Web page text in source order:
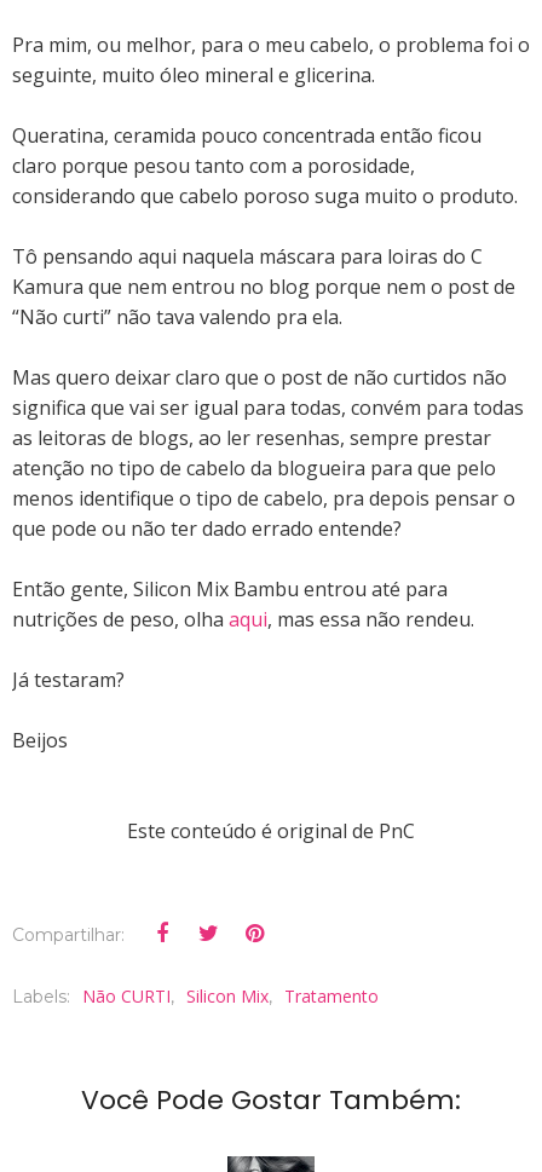
Pra mim, ou melhor, para o meu cabelo, o problema foi o
seguinte, muito óleo mineral e glicerina.
Queratina, ceramida pouco concentrada então ficou
claro porque pesou tanto com a porosidade,
considerando que cabelo poroso suga muito o produto.
Tô pensando aqui naquela máscara para loiras do C
Kamura que nem entrou no blog porque nem o post de
“Não curti” não tava valendo pra ela.
Mas quero deixar claro que o post de não curtidos não
significa que vai ser igual para todas, convém para todas
as leitoras de blogs, ao ler resenhas, sempre prestar
atenção no tipo de cabelo da blogueira para que pelo
menos identifique o tipo de cabelo, pra depois pensar o
que pode ou não ter dado errado entende?
Então gente, Silicon Mix Bambu entrou até para
nutrições de peso, olha aqui, mas essa não rendeu.
Já testaram?
Beijos
Este conteúdo é original de PnC
Compartilhar:
Labels: Não CURTI, Silicon Mix, Tratamento
Você Pode Gostar Também: